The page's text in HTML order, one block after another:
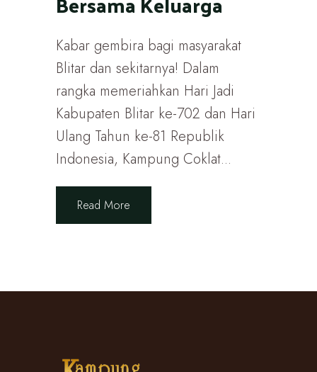
Kabar gembira bagi masyarakat
Blitar dan sekitarnya! Dalam
rangka memeriahkan Hari Jadi
Kabupaten Blitar ke-702 dan Hari
Ulang Tahun ke-81 Republik
Indonesia, Kampung Coklat...
Read More